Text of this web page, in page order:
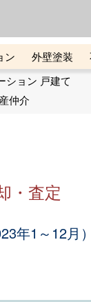
ン 外壁塗装
相談デスク
ション 戸建て
仲介
・査定
年1～12月）